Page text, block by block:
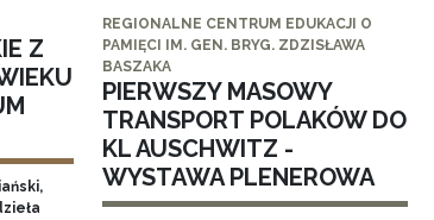
Z
REGIONALNE CENTRUM EDUKACJI O
PAMIĘCI IM. GEN. BRYG. ZDZISŁAWA
BASZAKA
PIERWSZY MASOWY
TRANSPORT POLAKÓW DO
KL AUSCHWITZ -
WYSTAWA PLENEROWA